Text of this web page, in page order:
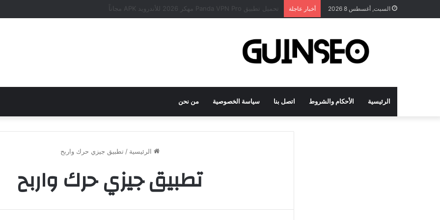
السبت, أغسطس 8 2026 أخبار عاجلة تحميل تطبيق DrawNote مهكر 2026 النسخة المدفوعة للأندرويد مجاناً
الرئيسية الأحكام والشروط اتصل بنا سياسة الخصوصية من نحن
الرئيسية / تطبيق جيزي حرك واربح
تطبيق جيزي حرك واربح